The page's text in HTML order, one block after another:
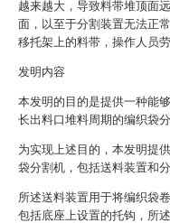
越来越大，导致料带堆顶面
面，以至于分割装置无法正
移托架上的料带，操作人员劳
发明内容
本发明的目的是提供一种能
长出料口堆料周期的编织袋分
为实现上述目的，本发明提
袋分割机，包括送料装置和
所述送料装置用于将编织袋
包括底座上设置的托钩，所